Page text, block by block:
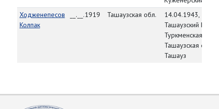
Ходженепесов
Колпак
__.__.1919 Ташаузская обл.
14.04.1943,
Ташаузский ГВК,
Туркменская ССР,
Ташаузская обл.,
Ташауз